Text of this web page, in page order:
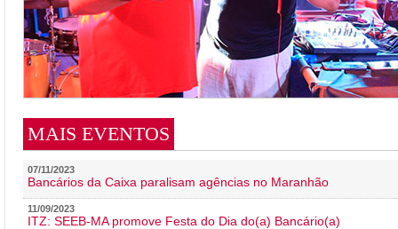
MAIS EVENTOS
07/11/2023
Bancários da Caixa paralisam agências no Maranhão
11/09/2023
ITZ: SEEB-MA promove Festa do Dia do(a) Bancário(a)